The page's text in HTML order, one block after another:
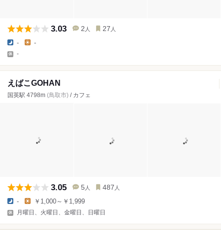
3.03 2 人 27 人
- -
-
えばこGOHAN
国英駅 4798m (鳥取市) / カフェ
3.05 5 人 487 人
- ￥1,000～￥1,999
月曜日、火曜日、金曜日、日曜日